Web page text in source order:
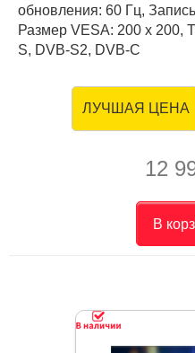
обновления: 60 Гц,
Размер VESA: 200 x 200,
S, DVB-S2, DVB-C
ЛУЧШАЯ ЦЕНА
12
В